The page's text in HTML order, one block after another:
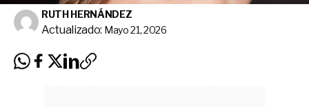
RUTH HERNÁNDEZ
Actualizado: Mayo 21, 2026